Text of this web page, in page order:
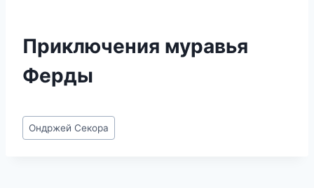
Приключения муравья
Ферды
Метки
записи:
Ондржей Секора